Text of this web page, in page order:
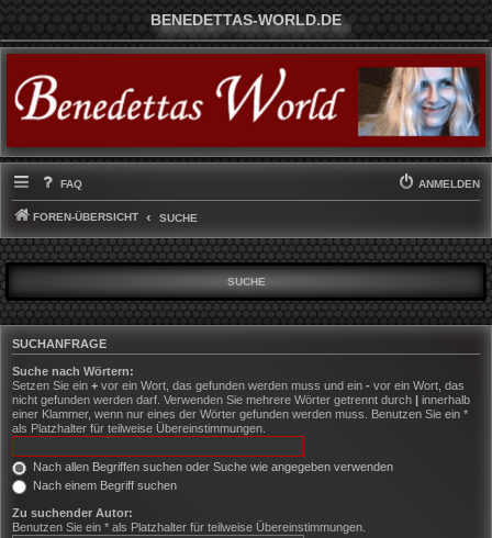
BENEDETTAS-WORLD.DE
FAQ ANMELDEN
FOREN-ÜBERSICHT SUCHE
SUCHE
SUCHANFRAGE
Suche nach Wörtern:
Setzen Sie ein + vor ein Wort, das gefunden werden muss und ein - vor ein Wort, das
nicht gefunden werden darf. Verwenden Sie mehrere Wörter getrennt durch
innerhalb
einer Klammer, wenn nur eines der Wörter gefunden werden muss. Benutzen Sie ein *
als Platzhalter für teilweise Übereinstimmungen.
Nach allen Begriffen suchen oder Suche wie angegeben verwenden
Nach einem Begriff suchen
Zu suchender Autor:
Benutzen Sie ein * als Platzhalter für teilweise Übereinstimmungen.